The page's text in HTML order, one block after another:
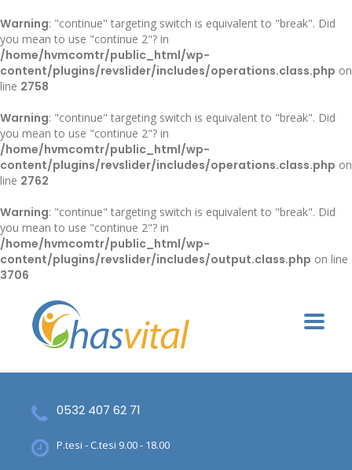
Warning: "continue" targeting switch is equivalent to "break". Did
you mean to use "continue 2"? in
/home/hvmcomtr/public_html/wp-
content/plugins/revslider/includes/operations.class.php on
line 2758
Warning: "continue" targeting switch is equivalent to "break". Did
you mean to use "continue 2"? in
/home/hvmcomtr/public_html/wp-
content/plugins/revslider/includes/operations.class.php on
line 2762
Warning: "continue" targeting switch is equivalent to "break". Did
you mean to use "continue 2"? in
/home/hvmcomtr/public_html/wp-
content/plugins/revslider/includes/output.class.php on line
3706
0532 407 62 71
P.tesi - C.tesi 9.00 - 18.00